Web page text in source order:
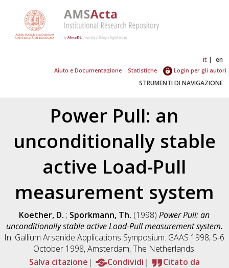
it en
Aiuto e Documentazione Statistiche Login per gli autori
STRUMENTI DI NAVIGAZIONE
Power Pull: an
unconditionally stable
active Load-Pull
measurement system
Koether, D. ; Sporkmann, Th. (1998)Power Pull: an
unconditionally stable active Load-Pull measurement system.
In: Gallium Arsenide Applications Symposium. GAAS 1998, 5-6
October 1998, Amsterdam, The Netherlands.
Salva citazione
Condividi
Citato da